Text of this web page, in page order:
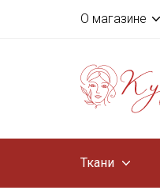
О магазине
Ткани